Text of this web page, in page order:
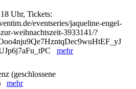
Uhr, Tickets:
eventseries/jaqueline-engel-
weihnachtszeit-3933141/?
mehr
(geschlossene
mehr